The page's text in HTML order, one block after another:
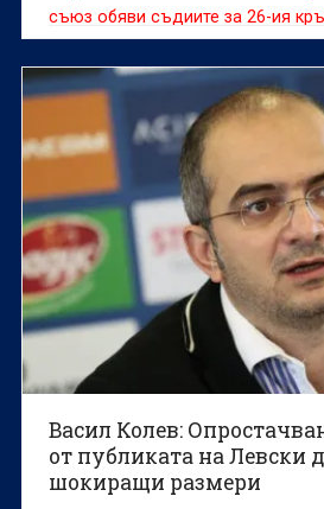
съюз обяви съдиите за 26-ия
Васил Колев:
от публиката на Левски
шокиращи размери